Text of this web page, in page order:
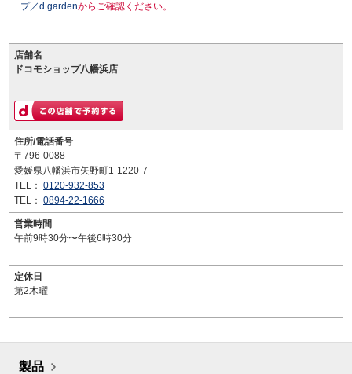
プ／d gardenからご確認ください。
店舗名
ドコモショップ八幡浜店
住所/電話番号
〒796-0088
愛媛県八幡浜市矢野町1-1220-7
TEL： 0120-932-853
TEL： 0894-22-1666
営業時間
午前9時30分〜午後6時30分
定休日
第2木曜
製品